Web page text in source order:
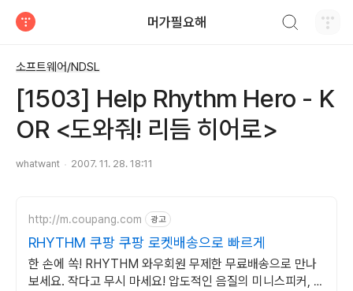
머가필요해
소프트웨어/NDSL
[1503] Help Rhythm Hero - K
OR <도와줘! 리듬 히어로>
whatwant 2007. 11. 28. 18:11
http://m.coupang.com 광고
RHYTHM 쿠팡 쿠팡 로켓배송으로 빠르게
한 손에 쏙! RHYTHM 와우회원 무제한 무료배송으로 만나
보세요. 작다고 무시 마세요! 압도적인 음질의 미니스피커, 공